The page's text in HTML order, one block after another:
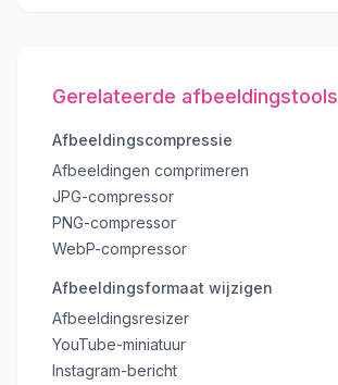
Gerelateerde afbeeldingstools
Afbeeldingscompressie
Afbeeldingen comprimeren
JPG-compressor
PNG-compressor
WebP-compressor
Afbeeldingsformaat wijzigen
Afbeeldingsresizer
YouTube-miniatuur
Instagram-bericht